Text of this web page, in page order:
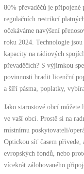
80% převaděčů je
regulačních restrikcí
očekáváme navýšení
roku 2024. Technologie
kapacity na rádiových
převaděčích? S výjimkou
povinnosti hradit licenční
a šíří pásma, poplatky,
Jako starostové obcí
ve vaší obci. Prostě si na
místnímu poskytovateli/
Optickou síť časem
evropských fondů, nebo
vícekrát zálohovaného